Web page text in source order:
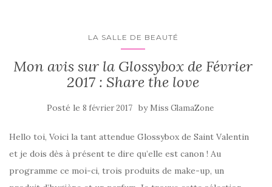
LA SALLE DE BEAUTÉ
Mon avis sur la Glossybox de Février
2017 : Share the love
Posté le 8 février 2017 by Miss GlamaZone
Hello toi, Voici la tant attendue Glossybox de Saint Valentin
et je dois dès à présent te dire qu’elle est canon ! Au
programme ce moi-ci, trois produits de make-up, un